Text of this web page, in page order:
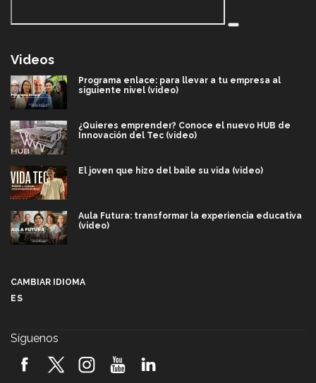
Videos
Programa enlace: para llevar a tu empresa al
siguiente nivel (video)
¿Quieres emprender? Conoce el nuevo HUB de
Innovación del Tec (video)
El joven que hizo del baile su vida (video)
Aula Futura: transformar la experiencia educativa
(video)
2026! (video)
CAMBIAR IDIOMA
ES
Síguenos